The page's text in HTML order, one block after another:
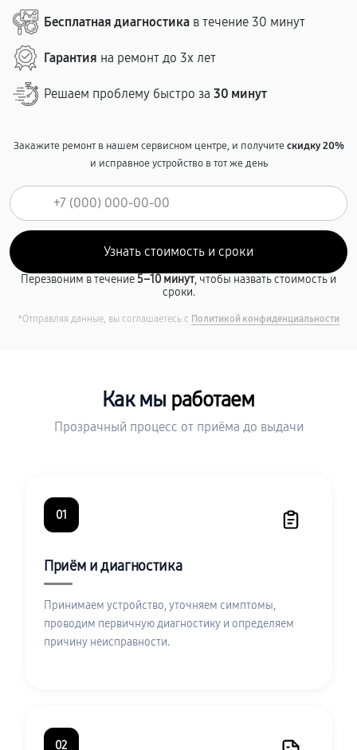
Бесплатная диагностика в течение 30 минут
Гарантия на ремонт до 3х лет
Решаем проблему быстро за 30 минут
Закажите ремонт в нашем сервисном центре, и получитескидку 20%
и исправное устройство в тот же день
Перезвоним в течение5–10 минут, чтобы назвать стоимость и
сроки.
*Отправляя данные, вы соглашаетесь с Политикой конфиденциальности
Как мы работаем
Прозрачный процесс от приёма до выдачи
01
Приём и диагностика
Принимаем устройство, уточняем симптомы,
проводим первичную диагностику и определяем
причину неисправности.
02